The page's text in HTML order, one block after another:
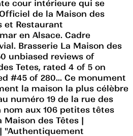
cour intérieure qui se
de la Maison des
et Restaurant
en Alsace. Cadre
Brasserie La Maison des
unbiased reviews of
Tetes, rated 4 of 5 on
#45 of 280... Ce monument
la maison la plus célèbre
numéro 19 de la rue des
nom aux 106 petites têtes
Maison des Têtes |
"Authentiquement